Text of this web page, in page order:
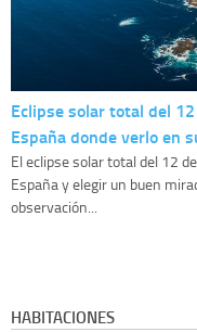
Eclipse solar total del
España donde verlo en
El eclipse solar total del 12
España y elegir un buen
observación...
HABITACIONES